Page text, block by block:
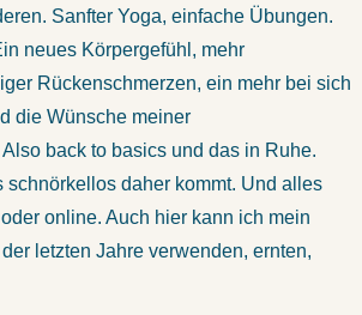
Sanfter Yoga, einfache Übungen.
neues Körpergefühl, mehr
Rückenschmerzen, ein mehr bei sich
die Wünsche meiner
back to basics und das in Ruhe.
schnörkellos daher kommt. Und alles
online. Auch hier kann ich mein
letzten Jahre verwenden, ernten,